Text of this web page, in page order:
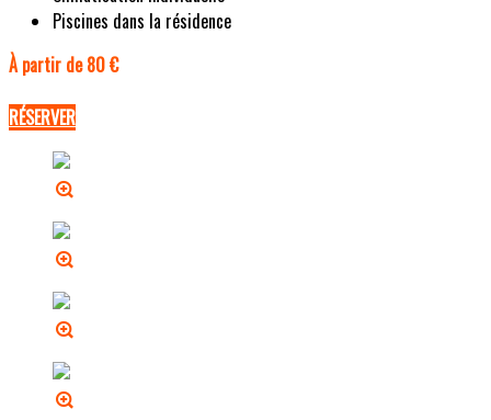
Piscines dans la résidence
À partir de 80 €
RÉSERVER